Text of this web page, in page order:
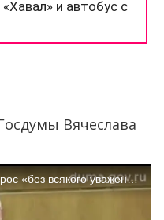
Вячеслава